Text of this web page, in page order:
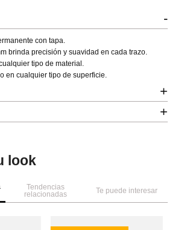
-
con tapa.
brinda precisión y suavidad en cada trazo.
tipo de material.
en cualquier tipo de superficie.
+
+
look
Tendencias
relacionadas
Te puede interesar